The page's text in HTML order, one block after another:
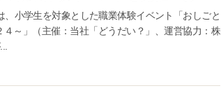
小学生を対象とした職業体験イベント「おしごと
～」（主催：当社「どうだい？」、運営協力：株